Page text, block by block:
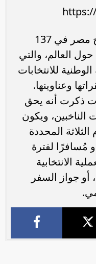
وتُجرى العملية الانتخابية خارج مصر في 137
في 121 دولة حول العالم، والتي
للانتخابات
مقراتها وعناوينها.
ذكرت أنه يحق
ويكون
الثلاثة المحددة
مُسافرًا لفترة
الانتخابية
جواز السفر